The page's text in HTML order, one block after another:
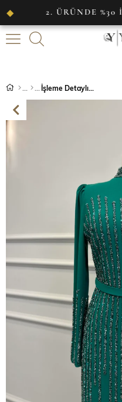
2. ÜRÜNDE %30 İNDİRİM
İşleme Detaylı Abiye Zümrüt